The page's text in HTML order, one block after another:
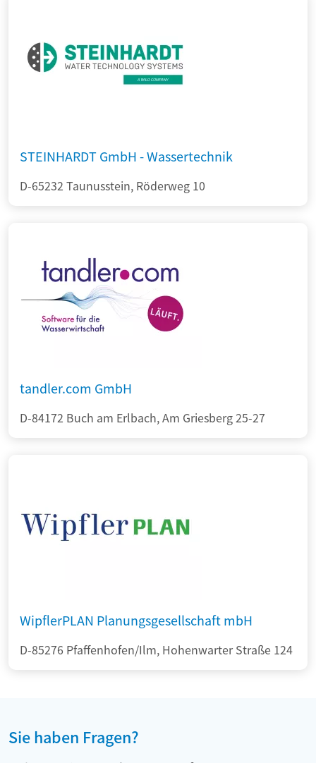
STEINHARDT GmbH - Wassertechnik
D-65232 Taunusstein, Röderweg 10
tandler.com GmbH
D-84172 Buch am Erlbach, Am Griesberg 25-27
WipflerPLAN Planungsgesellschaft mbH
D-85276 Pfaffenhofen/Ilm, Hohenwarter Straße 124
Sie haben Fragen?